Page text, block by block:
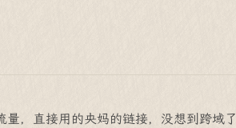
量，直接用的央妈的链接，没想到跨域了